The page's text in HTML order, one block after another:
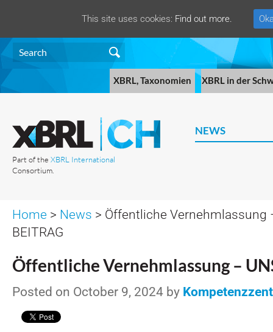
XBRL, Taxonomien XBRL in der
Part of the XBRL International
Consortium.
NEWS
Home > News > Öffentliche Vernehmlassung
BEITRAG
Öffentliche Vernehmlassung –
Posted on October 9, 2024 by
This site uses cookies: Find out more.